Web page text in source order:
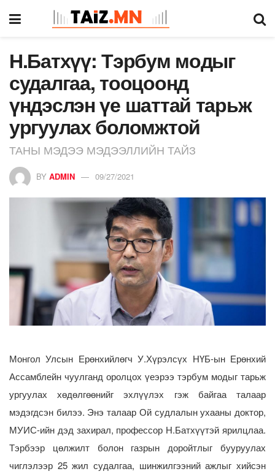
Н.Батхүү: Тэрбум модыг
судалгаа, тооцоонд
үндэслэн үе шаттай тарьж
ургуулах боломжтой
ТАНЫ МЭДЭЭ МЭДЭЭЛЛИЙН ТАЙЗ
BY ADMIN 09/27/2021
Монгол Улсын Ерөнхийлөгч У.Хүрэлсүх НҮБ-ын Ерөнхий
Ассамблейн чуулганд оролцох үеэрээ тэрбум модыг тарьж
ургуулах хөдөлгөөнийг эхлүүлэх гэж байгаа талаар
мэдэгдсэн билээ. Энэ талаар Ой судлалын ухааны доктор,
МУИС-ийн дэд захирал, профессор Н.Батхүүтэй ярилцлаа.
Тэрбээр цөлжилт болон газрын доройтлыг бууруулах
чиглэлээр 25 жил судалгаа, шинжилгээний ажлыг хийсэн